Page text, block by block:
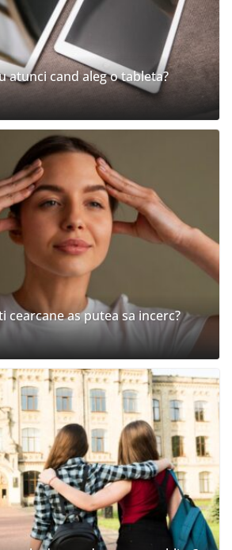
atunci cand aleg o tableta?
cearcane as putea sa incerc?